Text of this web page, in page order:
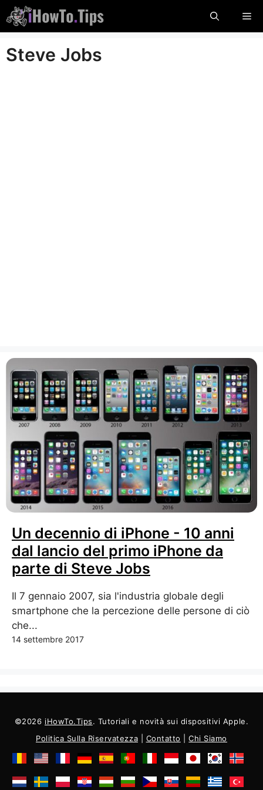
Salta
al
contenuto
Steve Jobs
Un decennio di iPhone - 10 anni
dal lancio del primo iPhone da
parte di Steve Jobs
Il 7 gennaio 2007, sia l'industria globale degli
smartphone che la percezione delle persone di ciò
che...
14 settembre 2017
©2026 iHowTo.Tips. Tutoriali e novità sui dispositivi Apple.
Politica Sulla Riservatezza
Contatto |Chi Siamo